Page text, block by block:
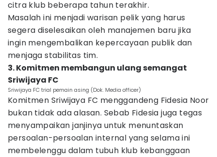
citra klub beberapa tahun terakhir.
Masalah ini menjadi warisan pelik yang harus
segera diselesaikan oleh manajemen baru jika
ingin mengembalikan kepercayaan publik dan
menjaga stabilitas tim.
3. Komitmen membangun ulang semangat
Sriwijaya FC
Sriwijaya FC trial pemain asing (Dok. Media officer)
Komitmen Sriwijaya FC menggandeng Fidesia Noor
bukan tidak ada alasan. Sebab Fidesia juga tegas
menyampaikan janjinya untuk menuntaskan
persoalan-persoalan internal yang selama ini
membelenggu dalam tubuh klub kebanggaan